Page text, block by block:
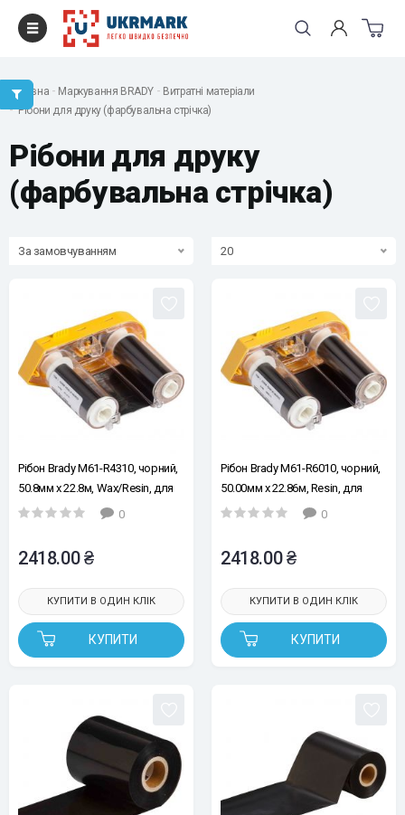
Головна Маркування BRADY
Витратні матеріали
Рібони для друку (фарбувальна стрічка)
Рібони для друку
(фарбувальна стрічка)
За замовчуванням 20
Рібон Brady M61-R4310, чорний,
50.8мм х 22.8м, Wax/Resin, для
принтерів Brady M611, M610,
0
2418.00 ₴
КУПИТИ
КУПИТИ В ОДИН КЛІК
Рібон Brady M61-R6010, чорний,
50.00мм х 22.86м, Resin, для
принтерів Brady M610, M611,
0
2418.00 ₴
КУПИТИ
КУПИТИ В ОДИН КЛІК